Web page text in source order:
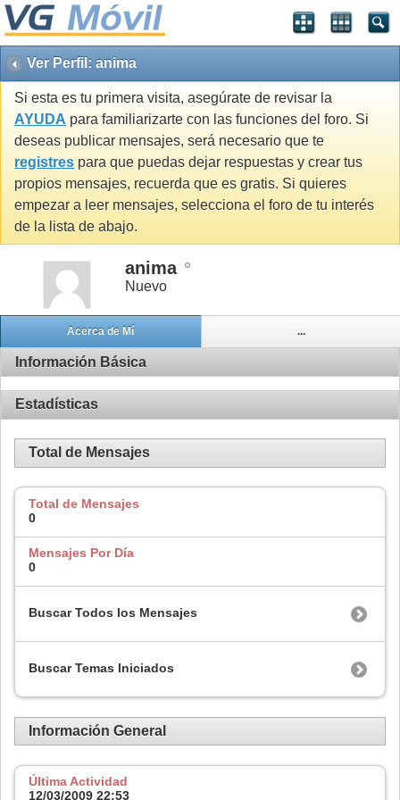
Ver Perfil: anima
Si esta es tu primera visita, asegúrate de revisar la
AYUDA para familiarizarte con las funciones del foro. Si
deseas publicar mensajes, será necesario que te
registres para que puedas dejar respuestas y crear tus
propios mensajes, recuerda que es gratis. Si quieres
empezar a leer mensajes, selecciona el foro de tu interés
de la lista de abajo.
anima
Nuevo
Acerca de Mí ...
Información Básica
Estadísticas
Total de Mensajes
Total de Mensajes
0
Mensajes Por Día
0
Buscar Todos los Mensajes
Buscar Temas Iniciados
Información General
Última Actividad
12/03/2009 22:53